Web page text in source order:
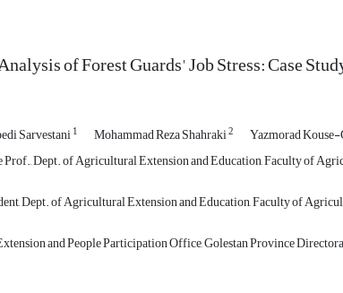
of Forest Guards' Job Stress: Case
Sarvestani1 Mohammad Reza Shahraki2 Yazmorad
Prof., Dept. of Agricultural Extension and Education, Faculty of
Dept. of Agricultural Extension and Education, Faculty of
and People Participation Office, Golestan Province